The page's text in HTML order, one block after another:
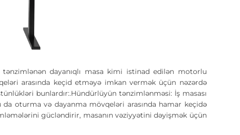
dayanıqlı masa kimi istinad edilən motorlu
arasında keçid etməyə imkan vermək üçün nəzərdə
bunlardır:.Hündürlüyün tənzimlənməsi: İş masası
oturma və dayanma mövqeləri arasında hamar keçidə
gücləndirir, masanın vəziyyətini dəyişmək üçün